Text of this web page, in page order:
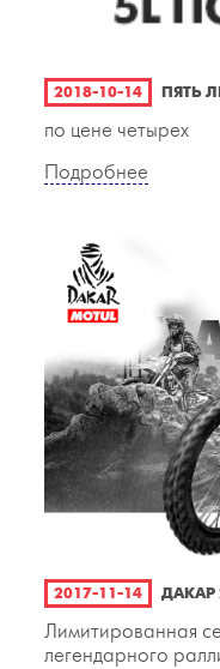
2018-10-14 ПЯТЬ
по цене четырех
Подробнее
2017-11-14 ДАКАР
Лимитированная
легендарного